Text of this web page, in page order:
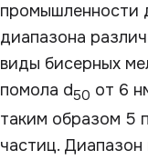
промышленности
диапазона
виды бисерных
помола d50 от 6
таким образом 5
частиц.